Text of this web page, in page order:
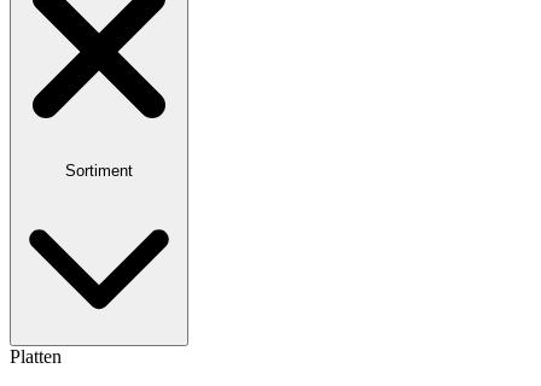
Sortiment
Platten